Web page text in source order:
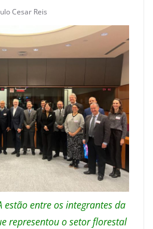
Cesar Reis
estão entre os integrantes da
representou o setor florestal